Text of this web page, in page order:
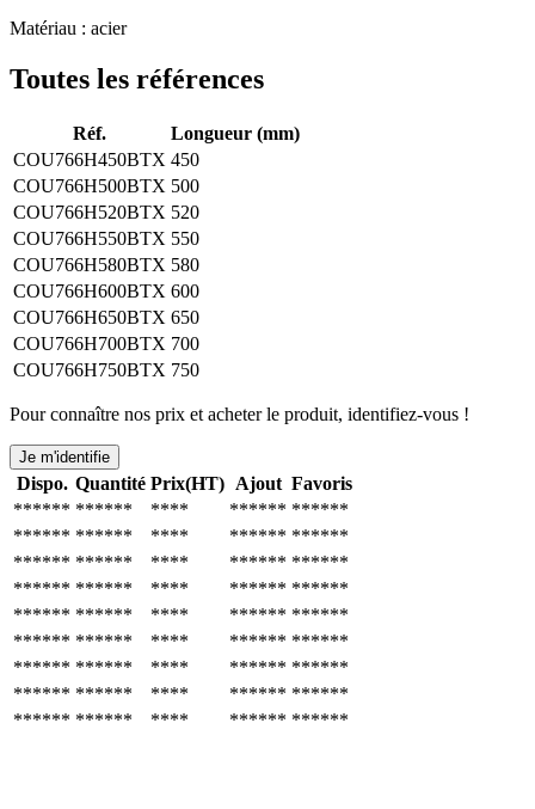
Matériau : acier
Toutes les références
Réf.
Longueur (mm)
COU766H450BTX 450
COU766H500BTX 500
COU766H520BTX 520
COU766H550BTX 550
COU766H580BTX 580
COU766H600BTX 600
COU766H650BTX 650
COU766H700BTX 700
COU766H750BTX 750
Pour connaître nos prix et acheter le produit, identifiez-vous !
Je m'identifie
Dispo. Quantité Prix(HT) Ajout Favoris
****** ****** **** ****** ******
****** ****** **** ****** ******
****** ****** **** ****** ******
****** ****** **** ****** ******
****** ****** **** ****** ******
****** ****** **** ****** ******
****** ****** **** ****** ******
****** ****** **** ****** ******
****** ****** **** ****** ******